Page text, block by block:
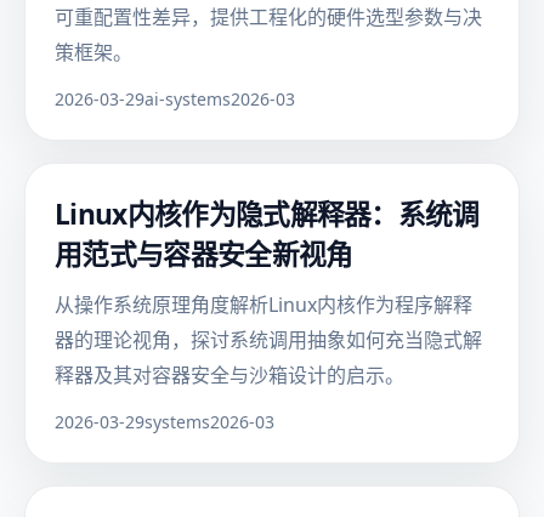
可重配置性差异，提供工程化的硬件选型参数与决
策框架。
2026-03-29ai-systems2026-03
Linux内核作为隐式解释器：系统调
用范式与容器安全新视角
从操作系统原理角度解析Linux内核作为程序解释
器的理论视角，探讨系统调用抽象如何充当隐式解
释器及其对容器安全与沙箱设计的启示。
2026-03-29systems2026-03